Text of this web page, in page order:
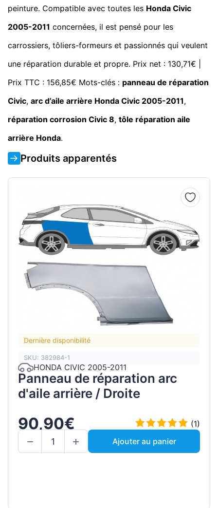
peinture. Compatible avec toutes les Honda Civic
2005-2011 concernées, il est pensé pour les
carrossiers, tôliers-formeurs et passionnés qui veulent
une réparation durable et propre. Prix net : 130,71€ |
Prix TTC : 156,85€ Mots-clés : panneau de réparation
Civic, arc d’aile arrière Honda Civic 2005-2011,
réparation corrosion Civic 8, tôle réparation aile
arrière Honda.
Produits apparentés
Dernière disponibilité
SKU: 382984-1
HONDA CIVIC 2005-2011
Panneau de réparation arc
d'aile arrière / Droite
90,90€
(1)
Ajouter au panier